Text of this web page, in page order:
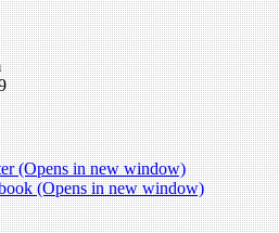
(Opens in new window)
(Opens in new window)